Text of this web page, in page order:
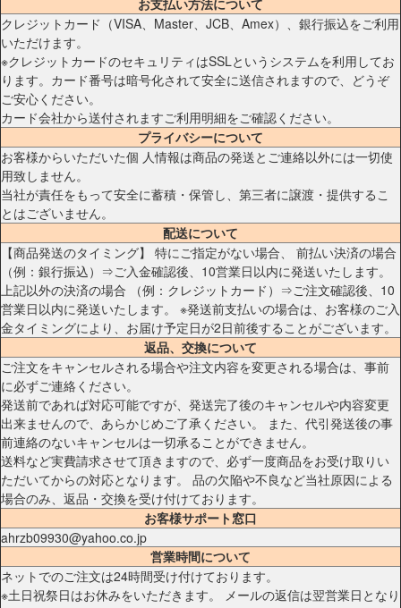
お支払い方法について
クレジットカード（VISA、Master、JCB、Amex）、銀行振込をご利用
いただけます。
※クレジットカードのセキュリティはSSLというシステムを利用してお
ります。カード番号は暗号化されて安全に送信されますので、どうぞ
ご安心ください。
カード会社から送付されますご利用明細をご確認ください。
プライバシーについて
お客様からいただいた個 人情報は商品の発送とご連絡以外には一切使
用致しません。
当社が責任をもって安全に蓄積・保管し、第三者に譲渡・提供するこ
とはございません。
配送について
【商品発送のタイミング】 特にご指定がない場合、 前払い決済の場合
（例：銀行振込）⇒ご入金確認後、10営業日以内に発送いたします。
上記以外の決済の場合 （例：クレジットカード）⇒ご注文確認後、10
営業日以内に発送いたします。 ※発送前支払いの場合は、お客様のご入
金タイミングにより、お届け予定日が2日前後することがございます。
返品、交換について
ご注文をキャンセルされる場合や注文内容を変更される場合は、事前
に必ずご連絡ください。
発送前であれば対応可能ですが、発送完了後のキャンセルや内容変更
出来ませんので、あらかじめご了承ください。 また、代引発送後の事
前連絡のないキャンセルは一切承ることができません。
送料など実費請求させて頂きますので、必ず一度商品をお受け取りい
ただいてからの対応となります。 品の欠陥や不良など当社原因による
場合のみ、返品・交換を受け付けております。
お客様サポート窓口
ahrzb09930@yahoo.co.jp
営業時間について
ネットでのご注文は24時間受け付けております。
※土日祝祭日はお休みをいただきます。 メールの返信は翌営業日となり